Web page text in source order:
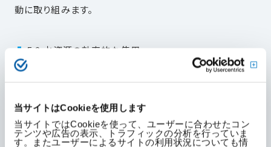
当サイトはCookieを使用します
当サイトではCookieを使って、ユーザーに合わせたコン
テンツや広告の表示、トラフィックの分析を行っていま
す。またユーザーによるサイトの利用状況についても情
動に取り組みます。
5.2 水資源の効率的な使用
事業活動での取水量と排水量を管理し、節水を行うこと
5.3 排水の適正管理